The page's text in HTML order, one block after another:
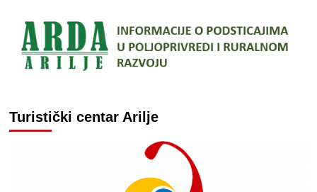
Turistički centar Arilje